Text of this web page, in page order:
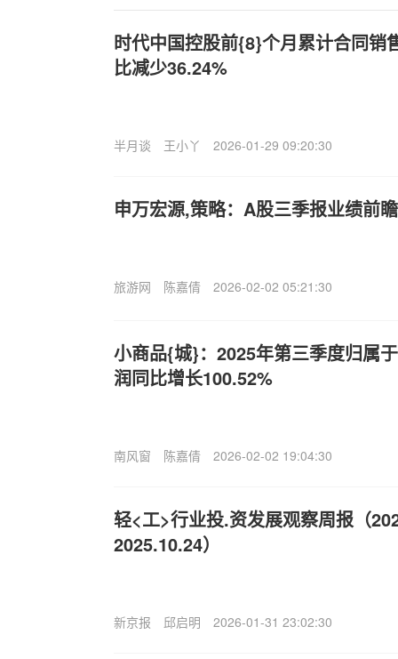
时代中国控股前{8}个月累计合同销
比减少36.24%
半月谈 王小丫 2026-01-29 09:20:30
申万宏源,策略：A股三季报业绩前瞻
旅游网 陈嘉倩 2026-02-02 05:21:30
小商品{城}：2025年第三季度归属
润同比增长100.52%
南风窗 陈嘉倩 2026-02-02 19:04:30
轻<工>行业投.资发展观察周报（
2025.10.24）
新京报 邱启明 2026-01-31 23:02:30